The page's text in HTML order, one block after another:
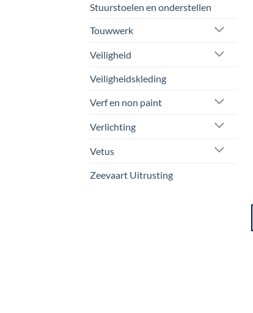
Stuurstoelen en onderstellen
Touwwerk
Veiligheid
Veiligheidskleding
Verf en non paint
Verlichting
Vetus
Zeevaart Uitrusting